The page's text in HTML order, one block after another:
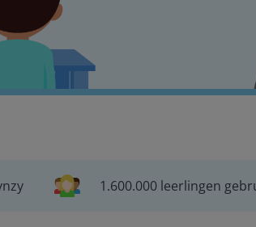
1.600.000 leerlingen